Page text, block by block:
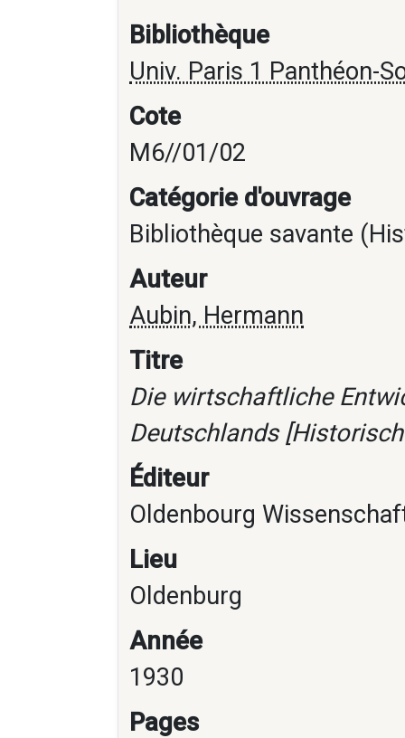
Bibliothèque
Univ. Paris 1 Panthéon-
Cote
M6//01/02
Catégorie d'ouvrage
Bibliothèque savante
Auteur
Aubin, Hermann
Titre
Die wirtschaftliche
Deutschlands
Éditeur
Oldenbourg
Lieu
Oldenburg
Année
1930
Pages